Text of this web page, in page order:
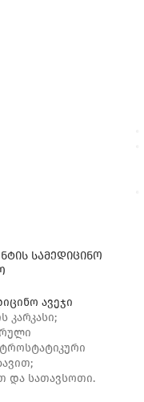
სამედიცინო
ავეჯი
კარკასი;
და სათავსოთი.